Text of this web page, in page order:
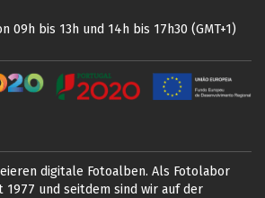
09h bis 13h und 14h bis 17h30 (GMT+1)
digitale Fotoalben. Als Fotolabor
1977 und seitdem sind wir auf der